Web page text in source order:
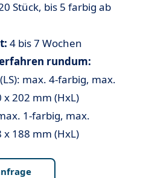
Stück, bis 5 farbig ab
4 bis 7 Wochen
rundum:
max. 4-farbig, max.
202 mm (HxL)
1-farbig, max.
188 mm (HxL)